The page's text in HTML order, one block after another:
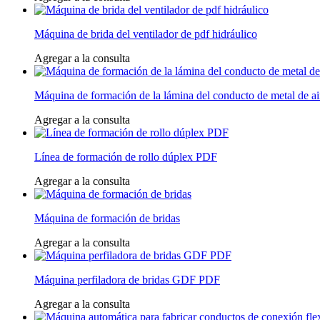
Máquina de brida del ventilador de pdf hidráulico
Agregar a la consulta
Máquina de formación de la lámina del conducto de metal de
Agregar a la consulta
Línea de formación de rollo dúplex PDF
Agregar a la consulta
Máquina de formación de bridas
Agregar a la consulta
Máquina perfiladora de bridas GDF PDF
Agregar a la consulta